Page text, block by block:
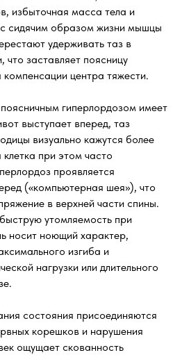
избыточная масса тела и
сидячим образом жизни мышцы
удерживать таз в
что заставляет поясницу
компенсации центра тяжести.
гиперлордозом имеет
выступает вперед, таз
визуально кажутся более
при этом часто
проявляется
(«компьютерная шея»), что
в верхней части спины.
утомляемость при
носит ноющий характер,
изгиба и
нагрузки или длительного
состояния присоединяются
корешков и нарушения
ощущает скованность